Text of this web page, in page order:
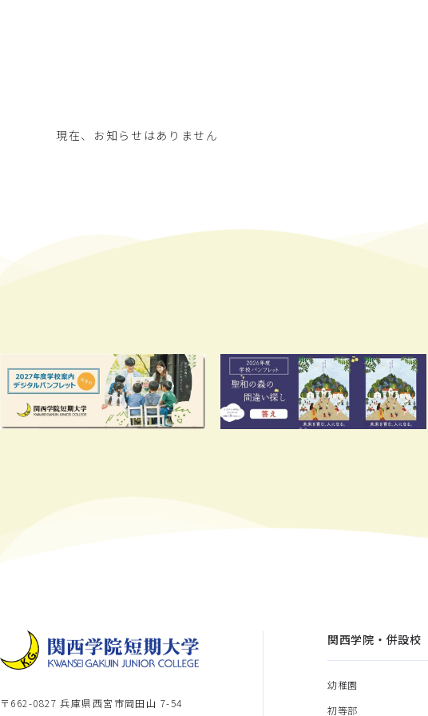
現在、お知らせはありません
〒662-0827 兵庫県西宮市岡田山 7-54
関西学院・併設校
幼稚園
初等部